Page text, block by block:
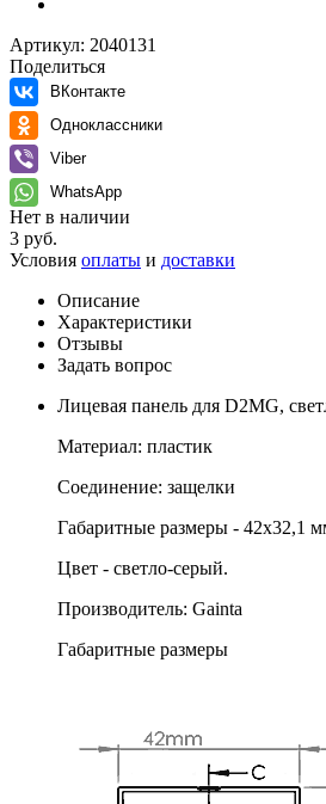
Артикул: 2040131
Поделиться
ВКонтакте
Одноклассники
Viber
WhatsApp
Нет в наличии
3 руб.
Условия оплаты и доставки
Описание
Характеристики
Отзывы
Задать вопрос
Лицевая панель для D2MG,
Материал: пластик
Соединение: защелки
Габаритные размеры - 42x32,1
Цвет - светло-серый.
Производитель: Gainta
Габаритные размеры